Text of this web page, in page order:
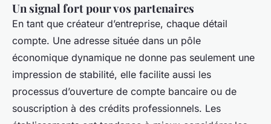
Un signal fort pour vos partenaires
En tant que créateur d’entreprise, chaque détail
compte. Une adresse située dans un pôle
économique dynamique ne donne pas seulement une
impression de stabilité, elle facilite aussi les
processus d’ouverture de compte bancaire ou de
souscription à des crédits professionnels. Les